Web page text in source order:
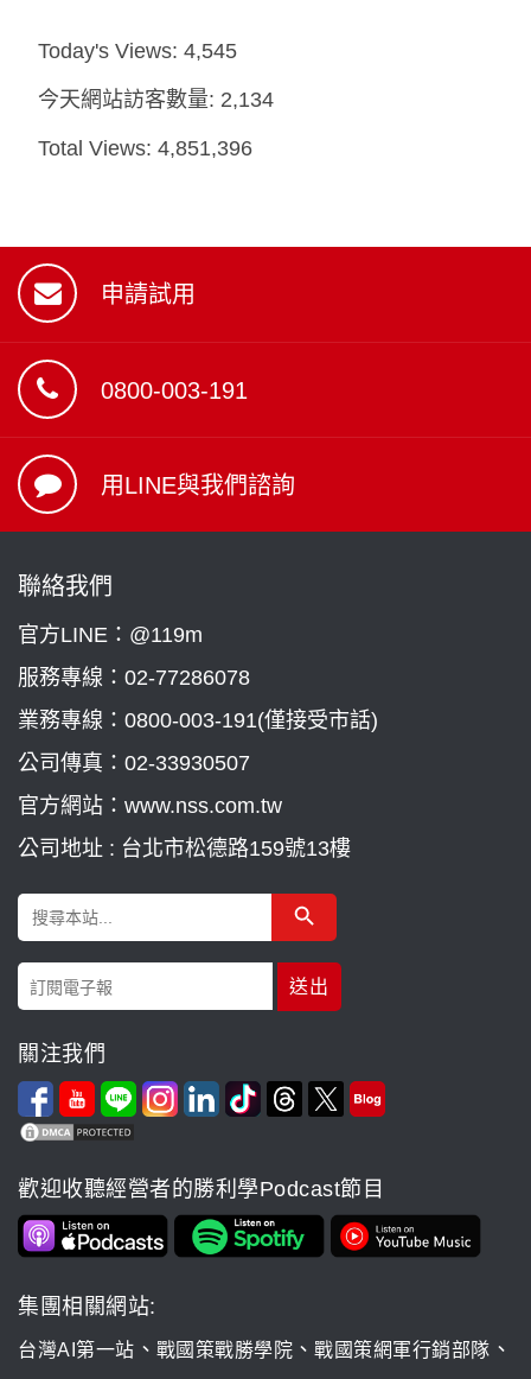
Today's Views:4,545
今天網站訪客數量: 2,134
Total Views:4,851,396
申請試用
0800-003-191
用LINE與我們諮詢
聯絡我們
官方LINE：@119m
服務專線： 02-77286078
業務專線： 0800-003-191(僅接受市話)
公司傳真：02-33930507
官方網站：www.nss.com.tw
公司地址 : 台北市松德路159號13樓
Search
for:
Search Button
關注我們
歡迎收聽經營者的勝利學Podcast節目
集團相關網站:
台灣AI第一站 、 戰國策戰勝學院 、 戰國策網軍行銷部隊 、